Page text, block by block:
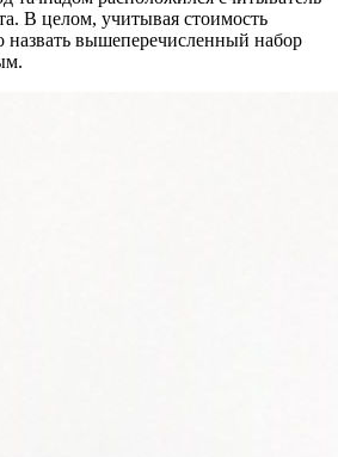
В целом, учитывая стоимость
назвать вышеперечисленный набор